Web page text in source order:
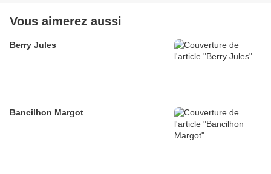
Vous aimerez aussi
Berry Jules
Bancilhon Margot